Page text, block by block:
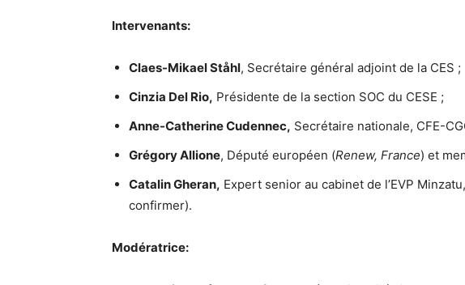
Intervenants:
Claes-Mikael Ståhl, Secrétaire général adjoint de la CES ;
Cinzia Del Rio, Présidente de la section SOC du CESE ;
Anne-Catherine Cudennec, Secrétaire nationale, CFE-
Grégory Allione, Député européen (Renew, France) et
Catalin Gheran, Expert senior au cabinet de l’EVP
confirmer).
Modératrice: